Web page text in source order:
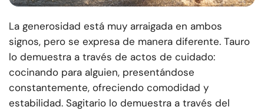
La generosidad está muy arraigada en ambos
signos, pero se expresa de manera diferente. Tauro
lo demuestra a través de actos de cuidado:
cocinando para alguien, presentándose
constantemente, ofreciendo comodidad y
estabilidad. Sagitario lo demuestra a través del